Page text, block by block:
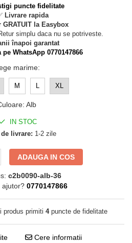
puncte fidelitate
Livrare rapida
GRATUIT la Easybox
simplu daca nu se potriveste.
înapoi garantat
pe WhatsApp 0770147866
marime:
M L XL
: Alb
IN STOC
de livrare: 1-2 zile
ADAUGA IN COS
c2b0090-alb-36
ajutor? 0770147866
produs primiti 4puncte de fidelitate
Cere informatii